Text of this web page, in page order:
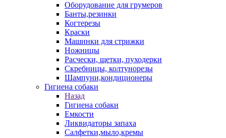
Оборудование для грумеров
Банты,резинки
Когтерезы
Краски
Машинки для стрижки
Ножницы
Расчески, щетки, пуходерки
Скребницы, колтунорезы
Шампуни,кондиционеры
Гигиена собаки
Назад
Гигиена собаки
Емкости
Ликвидаторы запаха
Салфетки,мыло,кремы